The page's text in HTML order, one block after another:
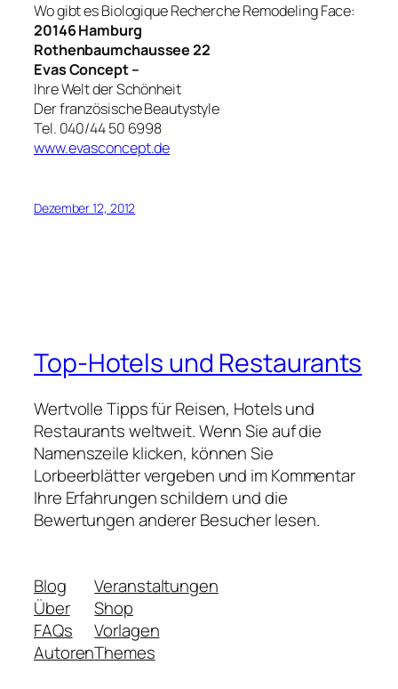
Wo gibt es Biologique Recherche Remodeling Face:
20146 Hamburg
Rothenbaumchaussee 22
Evas Concept –
Ihre Welt der Schönheit
Der französische Beautystyle
Tel. 040/44 50 6998
www.evasconcept.de
Dezember 12, 2012
Top-Hotels und Restaurants
Wertvolle Tipps für Reisen, Hotels und
Restaurants weltweit. Wenn Sie auf die
Namenszeile klicken, können Sie
Lorbeerblätter vergeben und im Kommentar
Ihre Erfahrungen schildern und die
Bewertungen anderer Besucher lesen.
Blog
Über
FAQs
Autoren
Veranstaltungen
Shop
Vorlagen
Themes